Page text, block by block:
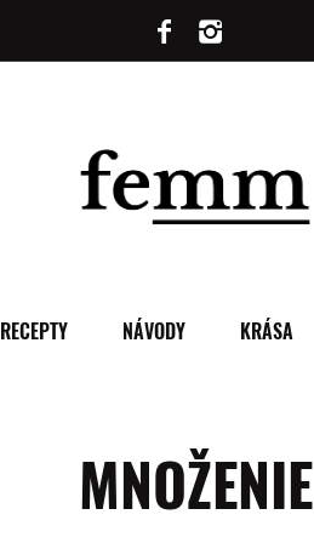
RECEPTY NÁVODY KRÁSA
MNOŽENIE